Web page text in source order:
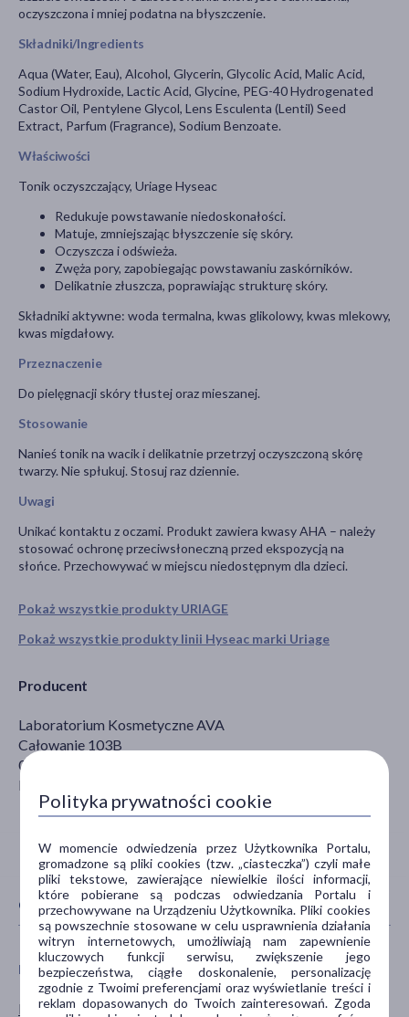
Pokaż wszystkie produkty URIAGE
Pokaż wszystkie produkty linii Hyseac marki Uriage
Producent
Laboratorium Kosmetyczne AVA
Całowanie 103B
05-480 Karczew
biuro@ava-laboratorium.pl
oczyszczona i mniej podatna na błyszczenie.
Składniki/Ingredients
Aqua (Water, Eau), Alcohol, Glycerin, Glycolic Acid, Malic Acid,
Sodium Hydroxide, Lactic Acid, Glycine, PEG-40 Hydrogenated
Castor Oil, Pentylene Glycol, Lens Esculenta (Lentil) Seed
Extract, Parfum (Fragrance), Sodium Benzoate.
Właściwości
Tonik oczyszczający, Uriage Hyseac
Redukuje powstawanie niedoskonałości.
Matuje, zmniejszając błyszczenie się skóry.
Oczyszcza i odświeża.
Zwęża pory, zapobiegając powstawaniu zaskórników.
Delikatnie złuszcza, poprawiając strukturę skóry.
Składniki aktywne: woda termalna, kwas glikolowy, kwas mlekowy,
kwas migdałowy.
Przeznaczenie
Do pielęgnacji skóry tłustej oraz mieszanej.
Stosowanie
Nanieś tonik na wacik i delikatnie przetrzyj oczyszczoną skórę
twarzy. Nie spłukuj. Stosuj raz dziennie.
Uwagi
Unikać kontaktu z oczami. Produkt zawiera kwasy AHA – należy
stosować ochronę przeciwsłoneczną przed ekspozycją na
słońce. Przechowywać w miejscu niedostępnym dla dzieci.
CECHY PRODUKTU
PŁEĆ
Mężczyzna
WIEK
dla dorosłych
Polityka prywatności cookie
W momencie odwiedzenia przez Użytkownika Portalu,
gromadzone są pliki cookies (tzw. „ciasteczka”) czyli małe
pliki tekstowe, zawierające niewielkie ilości informacji,
które pobierane są podczas odwiedzania Portalu i
przechowywane na Urządzeniu Użytkownika. Pliki cookies
są powszechnie stosowane w celu usprawnienia działania
witryn internetowych, umożliwiają nam zapewnienie
kluczowych funkcji serwisu, zwiększenie jego
bezpieczeństwa, ciągłe doskonalenie, personalizację
zgodnie z Twoimi preferencjami oraz wyświetlanie treści i
reklam dopasowanych do Twoich zainteresowań. Zgoda